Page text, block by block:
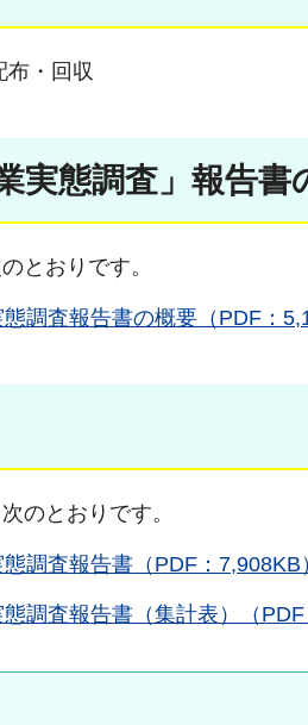
布・回収
実態調査」報告
とおりです。
調査報告書の概要（PDF：
のとおりです。
調査報告書（PDF：7,908KB
調査報告書（集計表）（PDF